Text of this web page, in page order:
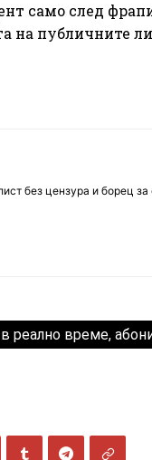
само след
на публичните
без цензура и борец
реално време,